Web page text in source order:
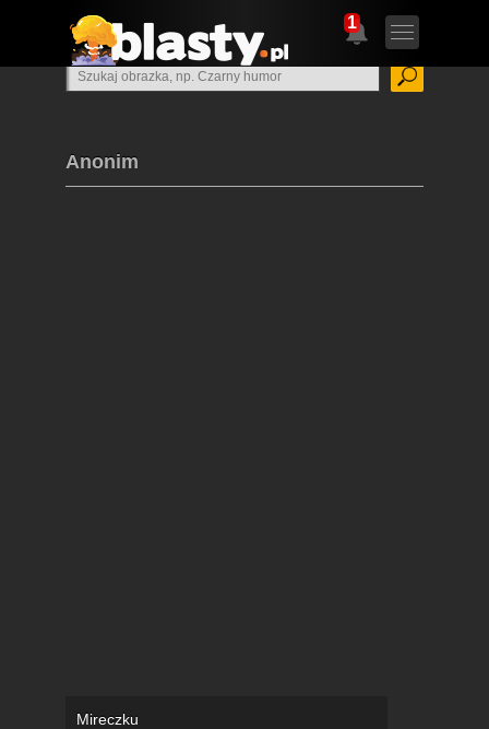
1
Anonim
Mireczku